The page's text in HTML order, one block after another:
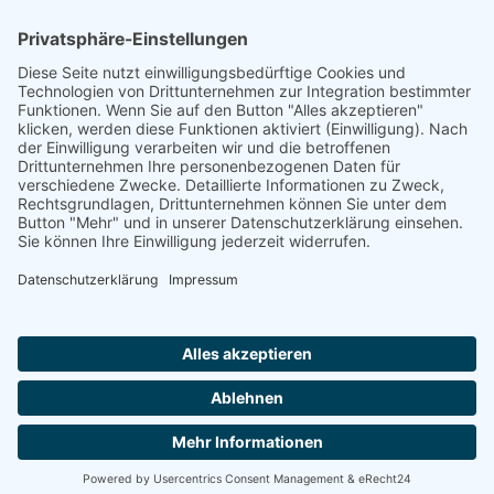
Footer
Cookie-Einstellungen Datenschutz
Impressum